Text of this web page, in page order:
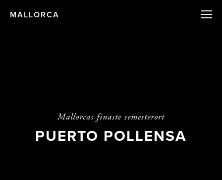
MALLORCA
Mallorcas finaste semesterort
PUERTO POLLENSA